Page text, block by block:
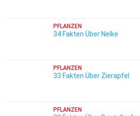
PFLANZEN
34 Fakten Über Nelke
PFLANZEN
33 Fakten Über Zierapfel
PFLANZEN